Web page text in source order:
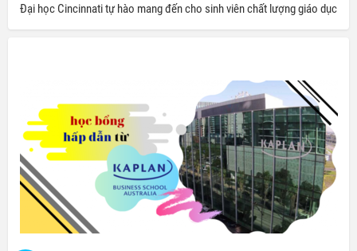
Đại học Cincinnati tự hào mang đến cho sinh viên chất lượng giáo dục